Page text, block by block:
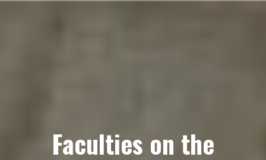
Faculties on the